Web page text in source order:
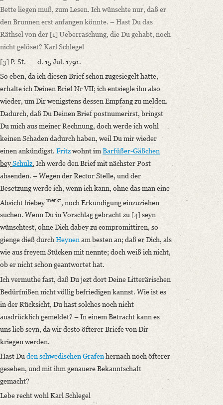
Bette liegen muß, zum Lesen. Ich wünschte nur, daß er
den Brunnen erst anfangen könnte. – Hast Du das
Räthsel von der[1]Ueberraschung, die Du gehabt, noch
nicht gelöset? Karl Schlegel
[3] P. St. d. 15 Jul. 1791.
So eben, da ich diesen Brief schon zugesiegelt hatte,
erhalte ich Deinen Brief Nr VII; ich entsiegle ihn also
wieder, um Dir wenigstens dessen Empfang zu melden.
Dadurch, daß Du Deinen Brief postnumerirst, bringst
Du mich aus meiner Rechnung, doch werde ich wohl
keinen Schaden dadurch haben, weil Du mir wieder
einen ankündigst. Fritzwohnt imBarfüßer-Gäßchen
beySchulz. Ich werde den Brief mit nächster Post
absenden. – Wegen der Rector Stelle, und der
Besetzung werde ich, wenn ich kann, ohne das man eine
Absicht hiebey merkt, noch Erkundigung einzuziehen
suchen. Wenn Du in Vorschlag gebracht zu [4] seyn
wünschtest, ohne Dich dabey zu compromittiren, so
gienge dieß durchHeynenam besten an; daß er Dich, als
wie aus freyem Stücken mit nennte; doch weiß ich nicht,
ob er nicht schon geantwortet hat.
Ich vermuthe fast, daß Du jezt dort Deine Litterärischen
Bedürfnißen nicht völlig befriedigen kannst. Wie ist es
in der Rücksicht, Du hast solches noch nicht
ausdrücklich gemeldet? – In einem Betracht kann es
uns lieb seyn, da wir desto öfterer Briefe von Dir
kriegen werden.
Hast Du den schwedischen Grafenhernach noch öfterer
gesehen, und mit ihm genauere Bekanntschaft
gemacht?
Lebe recht wohl Karl Schlegel